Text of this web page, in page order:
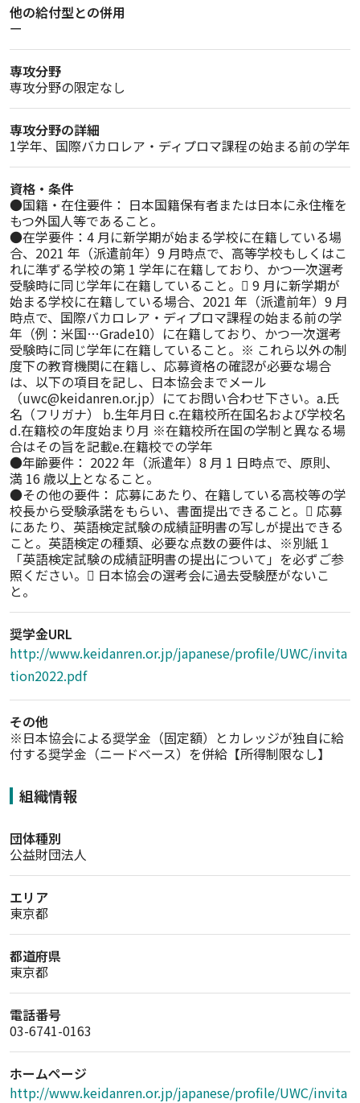
他の給付型との併用
ー
専攻分野
専攻分野の限定なし
専攻分野の詳細
1学年、国際バカロレア・ディプロマ課程の始まる前の学年
資格・条件
●国籍・在住要件： 日本国籍保有者または日本に永住権を
もつ外国人等であること。
●在学要件：4 月に新学期が始まる学校に在籍している場
合、2021 年（派遣前年）9 月時点で、高等学校もしくはこ
れに準ずる学校の第 1 学年に在籍しており、かつ一次選考
受験時に同じ学年に在籍していること。 9 月に新学期が
始まる学校に在籍している場合、2021 年（派遣前年）9 月
時点で、国際バカロレア・ディプロマ課程の始まる前の学
年（例：米国…Grade10）に在籍しており、かつ一次選考
受験時に同じ学年に在籍していること。※ これら以外の制
度下の教育機関に在籍し、応募資格の確認が必要な場合
は、以下の項目を記し、日本協会までメール
（uwc@keidanren.or.jp）にてお問い合わせ下さい。a.氏
名（フリガナ） b.生年月日 c.在籍校所在国名および学校名
d.在籍校の年度始まり月 ※在籍校所在国の学制と異なる場
合はその旨を記載e.在籍校での学年
●年齢要件： 2022 年（派遣年）8 月 1 日時点で、原則、
満 16 歳以上となること。
●その他の要件： 応募にあたり、在籍している高校等の学
校長から受験承諾をもらい、書面提出できること。 応募
にあたり、英語検定試験の成績証明書の写しが提出できる
こと。英語検定の種類、必要な点数の要件は、※別紙１
「英語検定試験の成績証明書の提出について」を必ずご参
照ください。 日本協会の選考会に過去受験歴がないこ
奨学金URL
http://www.keidanren.or.jp/japanese/profile/UWC/invita
tion2022.pdf
その他
※日本協会による奨学金（固定額）とカレッジが独自に給
付する奨学金（ニードベース）を併給【所得制限なし】
組織情報
団体種別
公益財団法人
エリア
東京都
都道府県
東京都
電話番号
03-6741-0163
ホームページ
http://www.keidanren.or.jp/japanese/profile/UWC/invita